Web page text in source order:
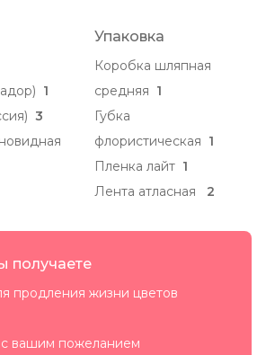
1
3
Упаковка
Коробка шляпная
средняя 1
Губка
флористическая 1
Пленка лайт 1
Лента атласная
2
получаете
продления жизни цветов
вашим пожеланием